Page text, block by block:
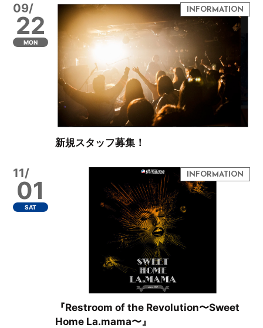
09/
22
MON
新規スタッフ募集！
11/
01
SAT
『Restroom of the Revolution〜Sweet
Home La.mama〜』